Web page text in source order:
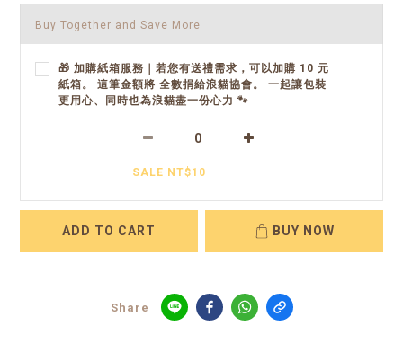
Buy Together and Save More
🎁 加購紙箱服務｜若您有送禮需求，可以加購 10 元
紙箱。 這筆金額將 全數捐給浪貓協會。 一起讓包裝
更用心、同時也為浪貓盡一份心力 🐾
SALE NT$10
ADD TO CART BUY NOW
Share